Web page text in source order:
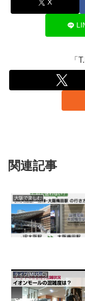
X
「
関連記事
大阪で楽しむ
ライブ(MUSIC)